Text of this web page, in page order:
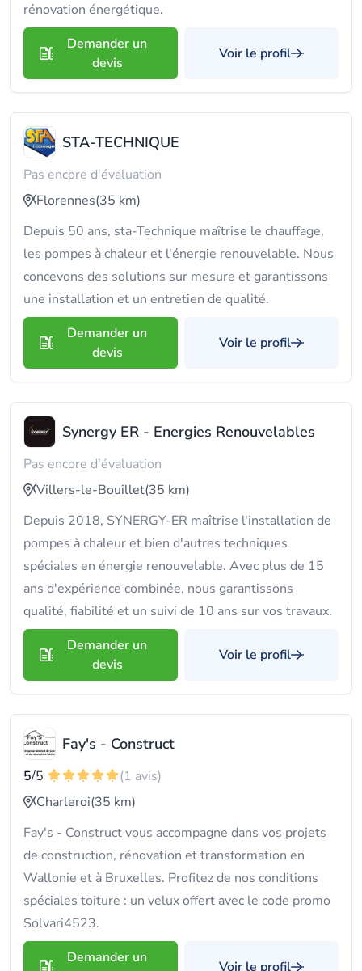
rénovation énergétique.
Demander un
devis
Voir le profil
STA-TECHNIQUE
Pas encore d'évaluation
Florennes(35 km)
Depuis 50 ans, sta-Technique maîtrise le chauffage,
les pompes à chaleur et l'énergie renouvelable. Nous
concevons des solutions sur mesure et garantissons
une installation et un entretien de qualité.
Demander un
devis
Voir le profil
Synergy ER - Energies Renouvelables
Pas encore d'évaluation
Villers-le-Bouillet(35 km)
Depuis 2018, SYNERGY-ER maîtrise l'installation de
pompes à chaleur et bien d'autres techniques
spéciales en énergie renouvelable. Avec plus de 15
ans d'expérience combinée, nous garantissons
qualité, fiabilité et un suivi de 10 ans sur vos travaux.
Demander un
devis
Voir le profil
Fay's - Construct
5/5
(1 avis)
Charleroi(35 km)
Fay's - Construct vous accompagne dans vos projets
de construction, rénovation et transformation en
Wallonie et à Bruxelles. Profitez de nos conditions
spéciales toiture : un velux offert avec le code promo
Solvari4523.
Demander un
Voir le profil